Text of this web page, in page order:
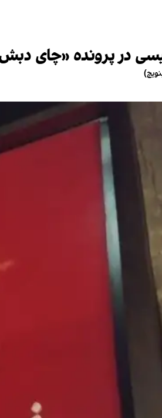
در پرونده «چای